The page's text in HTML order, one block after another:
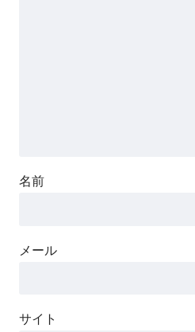
名前
メール
サイト